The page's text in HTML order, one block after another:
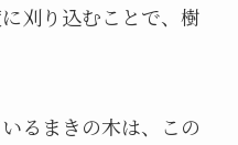
刈り込むことで、樹
るまきの木は、この